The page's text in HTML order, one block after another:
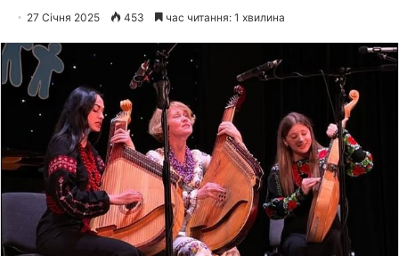
27 Січня 2025 453 час читання: 1 хвилина